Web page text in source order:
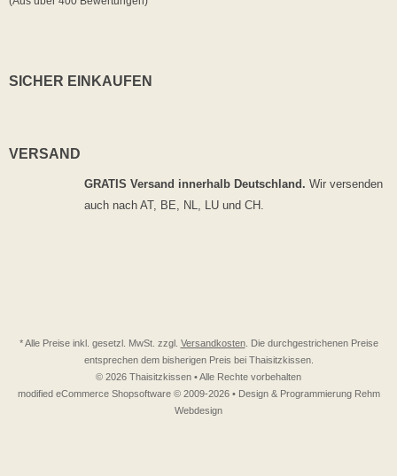
SICHER EINKAUFEN
VERSAND
GRATIS Versand innerhalb Deutschland. Wir versenden
auch nach AT, BE, NL, LU und CH.
* Alle Preise inkl. gesetzl. MwSt. zzgl. Versandkosten. Die durchgestrichenen Preise
entsprechen dem bisherigen Preis bei Thaisitzkissen.
© 2026 Thaisitzkissen • Alle Rechte vorbehalten
modified eCommerce Shopsoftware © 2009-2026 • Design & Programmierung Rehm
Webdesign